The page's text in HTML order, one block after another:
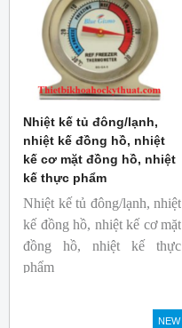
Nhiệt kế tủ đông/lạnh,
nhiệt kế đồng hồ, nhiệt
kế cơ mặt đồng hồ, nhiệt
kế thực phẩm
Nhiệt kế tủ đông/lạnh, nhiệt
kế đồng hồ, nhiệt kế cơ mặt
đồng hồ, nhiệt kế thực
phẩm
Thương hiệu: Blue Gizmo
NEW